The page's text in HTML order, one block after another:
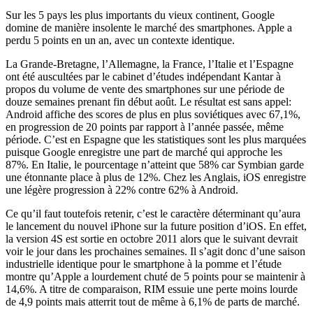
Sur les 5 pays les plus importants du vieux continent, Google
domine de manière insolente le marché des smartphones. Apple a
perdu 5 points en un an, avec un contexte identique.
La Grande-Bretagne, l’Allemagne, la France, l’Italie et l’Espagne
ont été auscultées par le cabinet d’études indépendant Kantar à
propos du volume de vente des smartphones sur une période de
douze semaines prenant fin début août. Le résultat est sans appel:
Android affiche des scores de plus en plus soviétiques avec 67,1%,
en progression de 20 points par rapport à l’année passée, même
période. C’est en Espagne que les statistiques sont les plus marquées
puisque Google enregistre une part de marché qui approche les
87%. En Italie, le pourcentage n’atteint que 58% car Symbian garde
une étonnante place à plus de 12%. Chez les Anglais, iOS enregistre
une légère progression à 22% contre 62% à Android.
Ce qu’il faut toutefois retenir, c’est le caractère déterminant qu’aura
le lancement du nouvel iPhone sur la future position d’iOS. En effet,
la version 4S est sortie en octobre 2011 alors que le suivant devrait
voir le jour dans les prochaines semaines. Il s’agit donc d’une saison
industrielle identique pour le smartphone à la pomme et l’étude
montre qu’Apple a lourdement chuté de 5 points pour se maintenir à
14,6%. A titre de comparaison, RIM essuie une perte moins lourde
de 4,9 points mais atterrit tout de même à 6,1% de parts de marché.